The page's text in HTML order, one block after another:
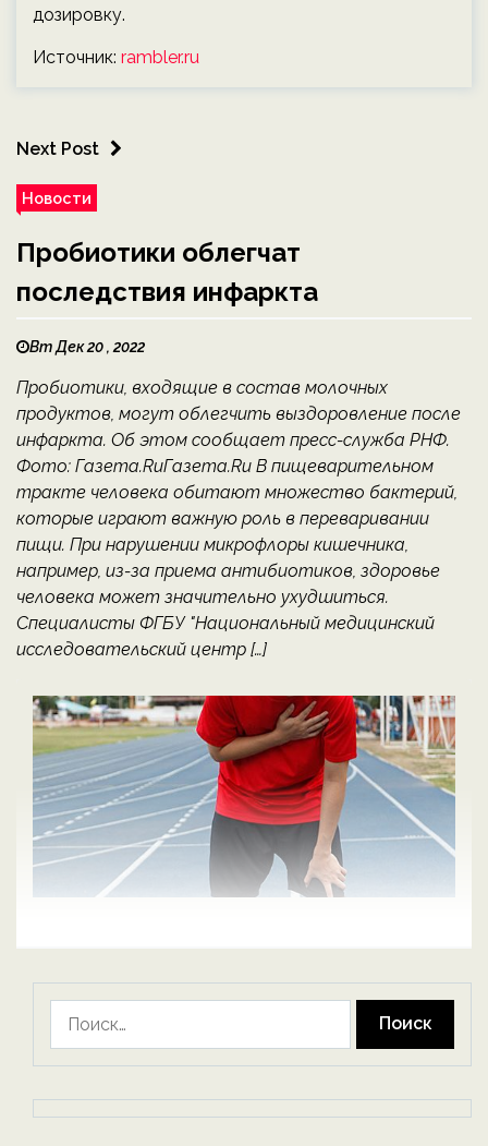
дозировку.
Источник: rambler.ru
Next Post
Новости
Пробиотики облегчат
последствия инфаркта
Вт Дек 20 , 2022
Пробиотики, входящие в состав молочных
продуктов, могут облегчить выздоровление после
инфаркта. Об этом сообщает пресс-служба РНФ.
Фото: Газета.RuГазета.Ru В пищеварительном
тракте человека обитают множество бактерий,
которые играют важную роль в переваривании
пищи. При нарушении микрофлоры кишечника,
например, из-за приема антибиотиков, здоровье
человека может значительно ухудшиться.
Специалисты ФГБУ "Национальный медицинский
исследовательский центр […]